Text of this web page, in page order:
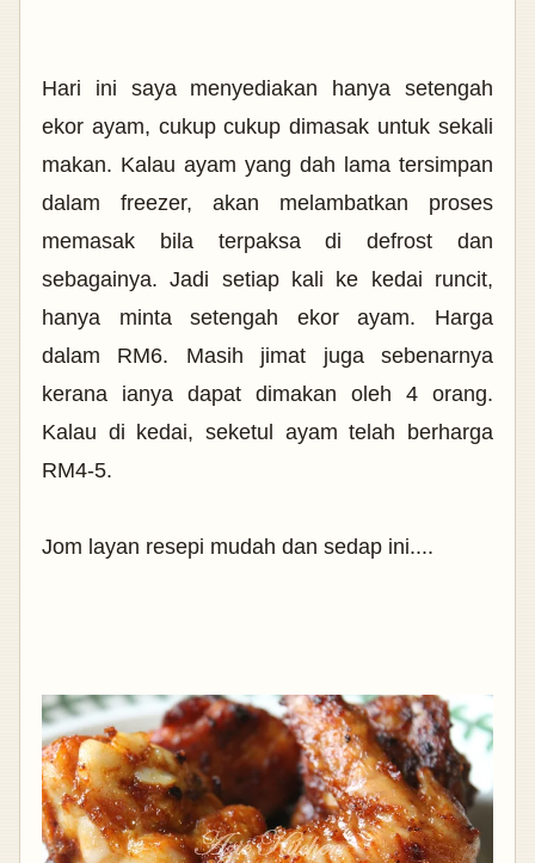
Hari ini saya menyediakan hanya setengah
ekor ayam, cukup cukup dimasak untuk sekali
makan. Kalau ayam yang dah lama tersimpan
dalam freezer, akan melambatkan proses
memasak bila terpaksa di defrost dan
sebagainya. Jadi setiap kali ke kedai runcit,
hanya minta setengah ekor ayam. Harga
dalam RM6. Masih jimat juga sebenarnya
kerana ianya dapat dimakan oleh 4 orang.
Kalau di kedai, seketul ayam telah berharga
RM4-5.
Jom layan resepi mudah dan sedap ini....